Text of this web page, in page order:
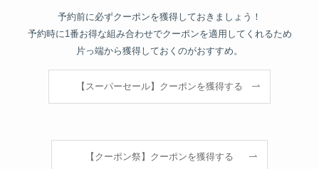
予約前に必ずクーポンを獲得しておきましょう！
予約時に1番お得な組み合わせでクーポンを適用してくれるため
片っ端から獲得しておくのがおすすめ。
【スーパーセール】クーポンを獲得する
【クーポン祭】クーポンを獲得する